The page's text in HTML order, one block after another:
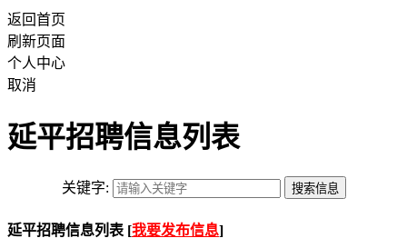
返回首页
刷新页面
个人中心
取消
延平招聘信息列表
关键字:
延平招聘信息列表 [我要发布信息]